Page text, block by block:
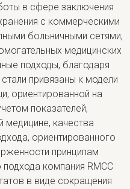
в сфере заключения
с коммерческими
больничными сетями,
медицинских
подходы, благодаря
привязаны к модели
ориентированной на
показателей,
медицине, качества
ориентированного
принципам
компания RMCC
в виде сокращения